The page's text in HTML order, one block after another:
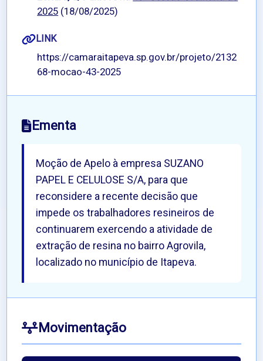
2025(18/08/2025)
LINK
https://camaraitapeva.sp.gov.br/projeto/2132
68-mocao-43-2025
Ementa
Moção de Apelo à empresa SUZANO
PAPEL E CELULOSE S/A, para que
reconsidere a recente decisão que
impede os trabalhadores resineiros de
continuarem exercendo a atividade de
extração de resina no bairro Agrovila,
localizado no município de Itapeva.
Movimentação